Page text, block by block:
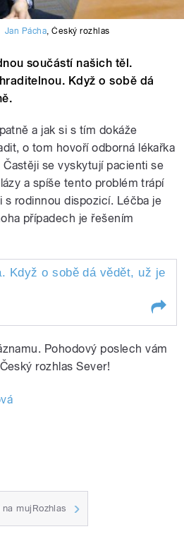
Jan Pácha,Český rozhlas
součástí našich těl.
Když o sobě dá
a jak si s tím dokáže
o tom hovoří odborná lékařka
Častěji se vyskytují pacienti se
a spíše tento problém trápí
s rodinnou dispozicí. Léčba je
případech je řešením
Když o sobě dá vědět, už je
Pohodový poslech vám
rozhlas Sever!
mujRozhlas